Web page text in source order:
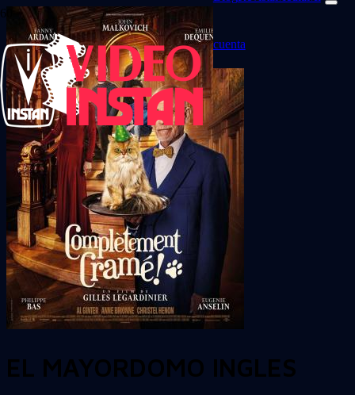
cuenta
EL MAYORDOMO INGLES